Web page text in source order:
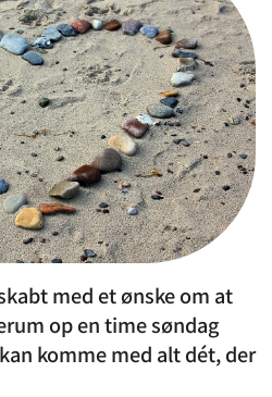
med et ønske om at
op en time søndag
komme med alt dét, der